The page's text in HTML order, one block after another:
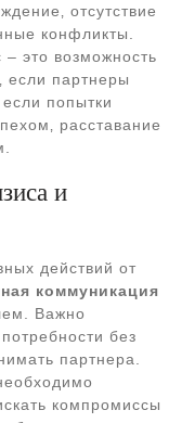
отсутствие
конфликты.
это возможность
если партнеры
попытки
расставание
и
действий от
коммуникация
Важно
без
партнера.
компромиссы